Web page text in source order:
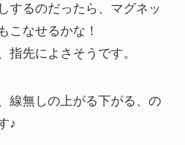
するのだったら、マグネッ
こなせるかな！
指先によさそうです。
線無しの上がる下がる、の
♪